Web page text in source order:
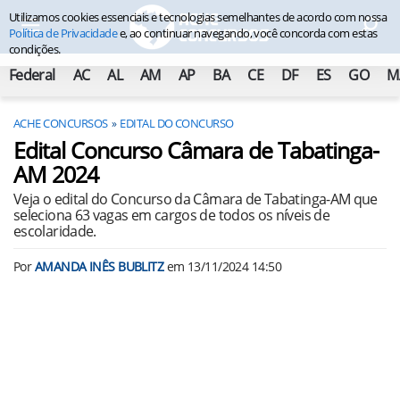
Federal AC AL AM AP BA CE DF ES GO
ACHE CONCURSOS EDITAL DO CONCURSO
Edital Concurso Câmara de Tabatinga-
AM 2024
Veja o edital do Concurso da Câmara de Tabatinga-AM que
seleciona 63 vagas em cargos de todos os níveis de
escolaridade.
PorAMANDA INÊS BUBLITZem 13/11/2024 14:50
Utilizamos cookies essenciais e tecnologias semelhantes de acordo com nossa
Política de Privacidadee, ao continuar navegando, você concorda com estas
condições.